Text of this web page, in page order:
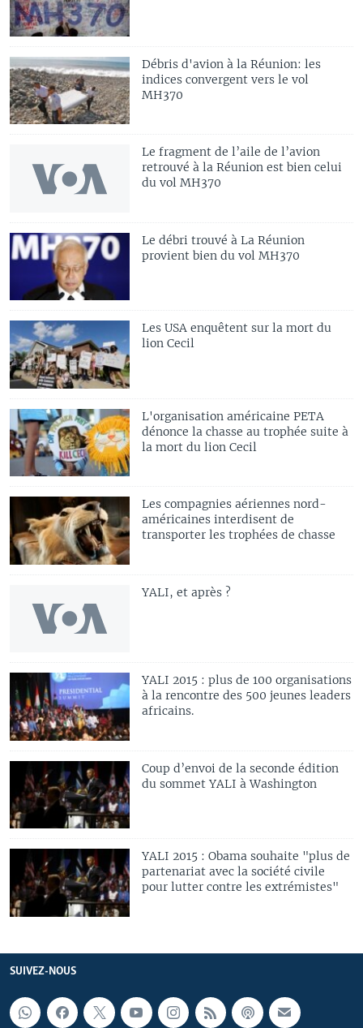
Débris d'avion à la Réunion: les
indices convergent vers le vol
MH370
Le fragment de l’aile de l’avion
retrouvé à la Réunion est bien celui
du vol MH370
Le débri trouvé à La Réunion
provient bien du vol MH370
Les USA enquêtent sur la mort du
lion Cecil
L'organisation américaine PETA
dénonce la chasse au trophée suite à
la mort du lion Cecil
Les compagnies aériennes nord-
américaines interdisent de
transporter les trophées de chasse
YALI, et après ?
YALI 2015 : plus de 100 organisations
à la rencontre des 500 jeunes leaders
africains.
Coup d’envoi de la seconde édition
du sommet YALI à Washington
YALI 2015 : Obama souhaite "plus de
partenariat avec la société civile
pour lutter contre les extrémistes"
SUIVEZ-NOUS